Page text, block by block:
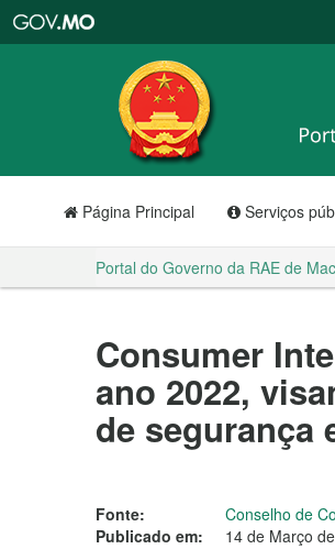
RAE
de
Macau
Página Principal Serviços
Portal do Governo da RAE de
Consumer
ano 2022,
de segurança
Fonte:
Conselho de
Publicado em:
14 de Março